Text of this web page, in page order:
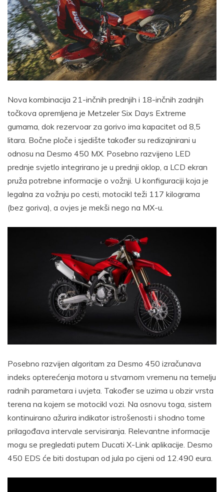
Nova kombinacija 21-inčnih prednjih i 18-inčnih zadnjih
točkova opremljena je Metzeler Six Days Extreme
gumama, dok rezervoar za gorivo ima kapacitet od 8,5
litara. Bočne ploče i sjedište također su redizajnirani u
odnosu na Desmo 450 MX. Posebno razvijeno LED
prednje svjetlo integrirano je u prednji oklop, a LCD ekran
pruža potrebne informacije o vožnji. U konfiguraciji koja je
legalna za vožnju po cesti, motocikl teži 117 kilograma
(bez goriva), a ovjes je mekši nego na MX-u.
Posebno razvijen algoritam za Desmo 450 izračunava
indeks opterećenja motora u stvarnom vremenu na temelju
radnih parametara i uvjeta. Također se uzima u obzir vrsta
terena na kojem se motocikl vozi. Na osnovu toga, sistem
kontinuirano ažurira indikator istrošenosti i shodno tome
prilagođava intervale servisiranja. Relevantne informacije
mogu se pregledati putem Ducati X-Link aplikacije. Desmo
450 EDS će biti dostupan od jula po cijeni od 12.490 eura.